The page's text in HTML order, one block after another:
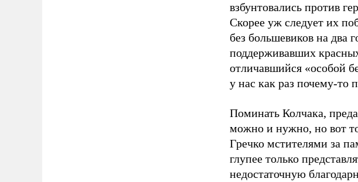
взбунтовались против
Скорее уж следует их
без большевиков на два
поддерживавших
отличавшийся «особой
у нас как раз почему-то
Поминать Колчака,
можно и нужно, но вот
Гречко мстителями за
глупее только
недостаточную